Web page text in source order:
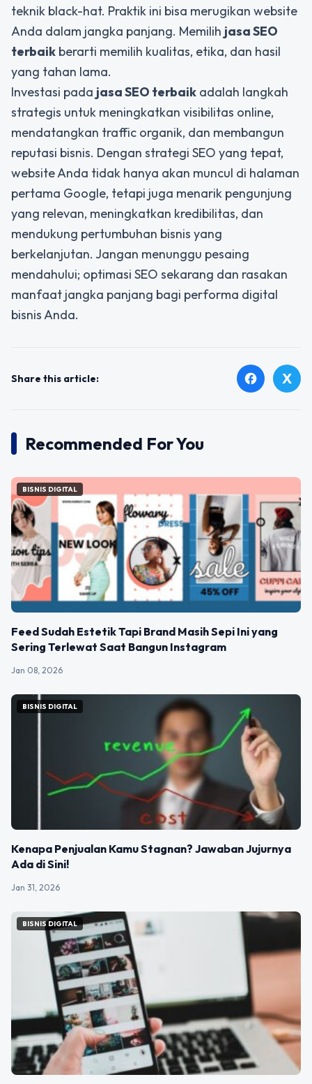
teknik black-hat. Praktik ini bisa merugikan website
Anda dalam jangka panjang. Memilih jasa SEO
terbaik berarti memilih kualitas, etika, dan hasil
yang tahan lama.
Investasi pada jasa SEO terbaik adalah langkah
strategis untuk meningkatkan visibilitas online,
mendatangkan traffic organik, dan membangun
reputasi bisnis. Dengan strategi SEO yang tepat,
website Anda tidak hanya akan muncul di halaman
pertama Google, tetapi juga menarik pengunjung
yang relevan, meningkatkan kredibilitas, dan
mendukung pertumbuhan bisnis yang
berkelanjutan. Jangan menunggu pesaing
mendahului; optimasi SEO sekarang dan rasakan
manfaat jangka panjang bagi performa digital
bisnis Anda.
Share this article: facebook X
Recommended For You
BISNIS DIGITAL
Feed Sudah Estetik Tapi Brand Masih Sepi Ini yang
Sering Terlewat Saat Bangun Instagram
Jan 08, 2026
BISNIS DIGITAL
Kenapa Penjualan Kamu Stagnan? Jawaban Jujurnya
Ada di Sini!
Jan 31, 2026
BISNIS DIGITAL